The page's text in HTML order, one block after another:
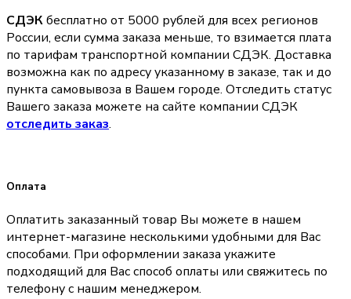
СДЭКбесплатно от 5000 рублей для всех регионов
России, если сумма заказа меньше, то взимается плата
по тарифам транспортной компании СДЭК. Доставка
возможна как по адресу указанному в заказе, так и до
пункта самовывоза в Вашем городе. Отследить статус
Вашего заказа можете на сайте компании СДЭК
отследить заказ.
Оплата
Оплатить заказанный товар Вы можете в нашем
интернет-магазине несколькими удобными для Вас
способами. При оформлении заказа укажите
подходящий для Вас способ оплаты или свяжитесь по
телефону с нашим менеджером.